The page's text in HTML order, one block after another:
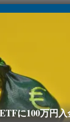
に100万円入